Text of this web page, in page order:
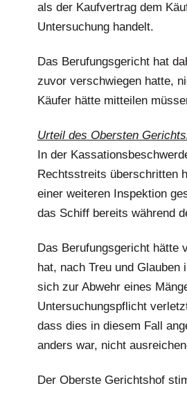
als der Kaufvertrag dem
Untersuchung handelt.
Das Berufungsgericht hat
zuvor verschwiegen hatte,
Käufer hätte mitteilen
Urteil des Obersten
In der
Rechtsstreits überschritten
einer weiteren Inspektion
das Schiff bereits während
Das Berufungsgericht hätte
hat, nach Treu und
sich zur Abwehr eines
Untersuchungspflicht
dass dies in diesem Fall
anders war, nicht
Der Oberste Gerichtshof